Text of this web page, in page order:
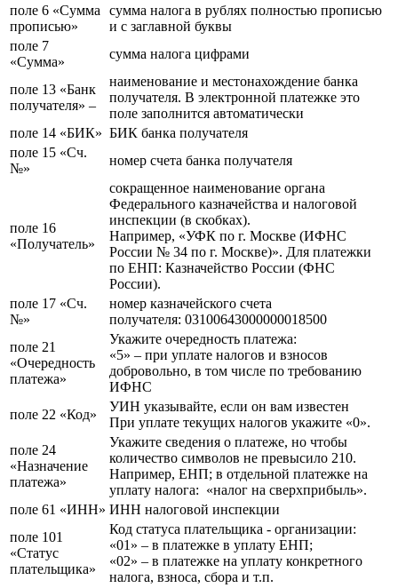
поле 6 «Сумма
прописью»
сумма налога в рублях полностью прописью
и с заглавной буквы
поле 7
«Сумма»
сумма налога цифрами
поле 13 «Банк
получателя» –
наименование и местонахождение банка
получателя. В электронной платежке это
поле заполнится автоматически
поле 14 «БИК» БИК банка получателя
поле 15 «Сч.
№»
номер счета банка получателя
поле 16
«Получатель»
сокращенное наименование органа
Федерального казначейства и налоговой
инспекции (в скобках).
Например, «УФК по г. Москве (ИФНС
России № 34 по г. Москве)». Для платежки
по ЕНП: Казначейство России (ФНС
России).
поле 17 «Сч.
№»
номер казначейского счета
получателя: 03100643000000018500
поле 21
«Очередность
платежа»
Укажите очередность платежа:
«5» – при уплате налогов и взносов
добровольно, в том числе по требованию
ИФНС
поле 22 «Код»
УИН указывайте, если он вам известен
При уплате текущих налогов укажите «0».
поле 24
«Назначение
платежа»
Укажите сведения о платеже, но чтобы
количество символов не превысило 210.
Например, ЕНП; в отдельной платежке на
уплату налога: «налог на сверхприбыль».
поле 61 «ИНН» ИНН налоговой инспекции
поле 101
«Статус
плательщика»
Код статуса плательщика - организации:
«01» – в платежке в уплату ЕНП;
«02» – в платежке на уплату конкретного
налога, взноса, сбора и т.п.